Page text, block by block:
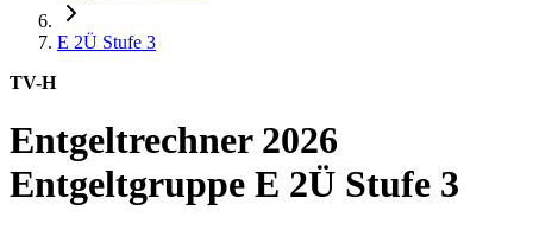
E 2Ü Stufe 3
TV-H
Entgeltrechner 2026
Entgeltgruppe E 2Ü Stufe 3